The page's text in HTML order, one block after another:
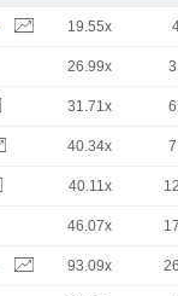
19.55x
26.99x
31.71x
40.34x
40.11x
46.07x
93.09x